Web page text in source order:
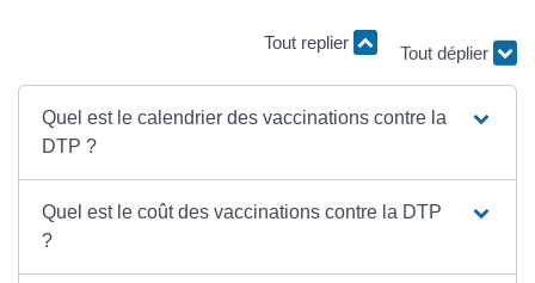
Tout replier
Tout déplier
Quel est le calendrier des vaccinations contre la
DTP ?
Quel est le coût des vaccinations contre la DTP
?